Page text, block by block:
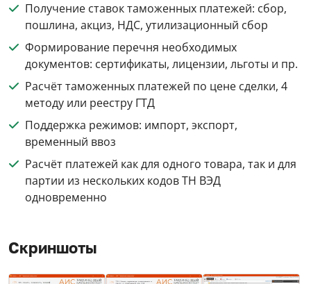
Получение ставок таможенных платежей: сбор,
пошлина, акциз, НДС, утилизационный сбор
Формирование перечня необходимых
документов: сертификаты, лицензии, льготы и пр.
Расчёт таможенных платежей по цене сделки, 4
методу или реестру ГТД
Поддержка режимов: импорт, экспорт,
временный ввоз
Расчёт платежей как для одного товара, так и для
партии из нескольких кодов ТН ВЭД
одновременно
Скриншоты